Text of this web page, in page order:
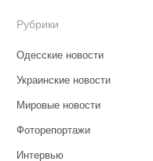
Рубрики
Одесские новости
Украинские новости
Мировые новости
Фоторепортажи
Интервью